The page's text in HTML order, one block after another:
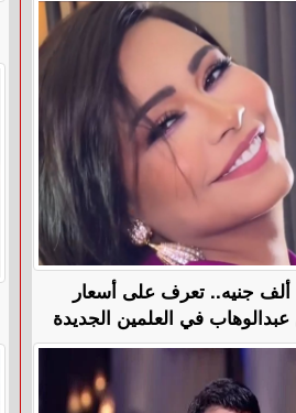
العادية بـ 13 ألف جنيه.. تعرف على أسعار
في العلمين الجديدة